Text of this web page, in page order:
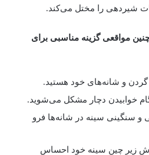
شیردهی را مختل می‌کند.
مواقعی گزینه مناسبی برای
گردن و شانه‌های خود هستید.
خوابیدن دچار مشکل می‌شوید.
و سنگینی سینه در شانه‌ها فرو
زیر چین سینه خود احساس